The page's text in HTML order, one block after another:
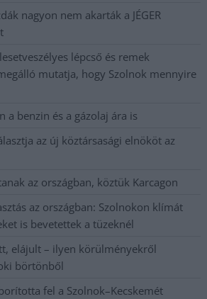
nagyon nem akarták a JÉGER
lépcső és remek
mutatja, hogy Szolnok mennyire
a benzin és a gázolaj ára is
az új köztársasági elnököt az
az országban, köztük Karcagon
az országban: Szolnokon klímát
is bevetettek a tüzeknél
elájult – ilyen körülményekről
börtönből
fel a Szolnok–Kecskemét